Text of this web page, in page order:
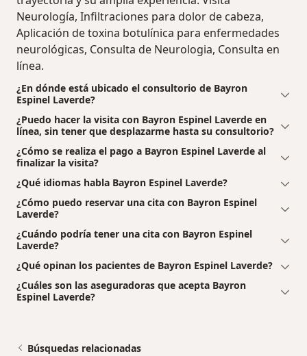
Neurología, Infiltraciones para dolor de cabeza,
Aplicación de toxina botulínica para enfermedades
neurológicas, Consulta de Neurologia, Consulta en
línea.
¿En dónde está ubicado el consultorio de Bayron
Espinel Laverde?
¿Puedo hacer la visita con Bayron Espinel Laverde en
línea, sin tener que desplazarme hasta su consultorio?
¿Cómo se realiza el pago a Bayron Espinel Laverde al
finalizar la visita?
¿Qué idiomas habla Bayron Espinel Laverde?
¿Cómo puedo reservar una cita con Bayron Espinel
Laverde?
¿Cuándo podría tener una cita con Bayron Espinel
Laverde?
¿Qué opinan los pacientes de Bayron Espinel Laverde?
¿Cuáles son las aseguradoras que acepta Bayron
Espinel Laverde?
Búsquedas relacionadas